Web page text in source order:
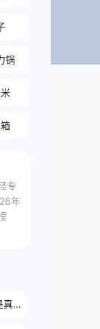
锅
专
年
石漆